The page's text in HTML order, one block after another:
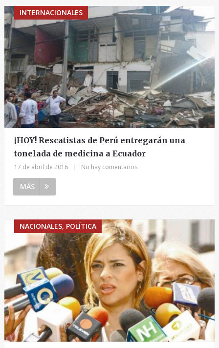
INTERNACIONALES
¡HOY! Rescatistas de Perú entregarán una
tonelada de medicina a Ecuador
17 de abril de 2016 No hay comentarios
MÁS
NACIONALES, POLÍTICA